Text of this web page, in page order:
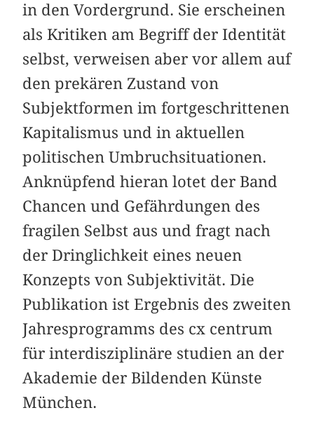
in den Vordergrund. Sie erscheinen
als Kritiken am Begriff der Identität
selbst, verweisen aber vor allem auf
den prekären Zustand von
Subjektformen im fortgeschrittenen
Kapitalismus und in aktuellen
politischen Umbruchsituationen.
Anknüpfend hieran lotet der Band
Chancen und Gefährdungen des
fragilen Selbst aus und fragt nach
der Dringlichkeit eines neuen
Konzepts von Subjektivität. Die
Publikation ist Ergebnis des zweiten
Jahresprogramms des cx centrum
für interdisziplinäre studien an der
Akademie der Bildenden Künste
München.